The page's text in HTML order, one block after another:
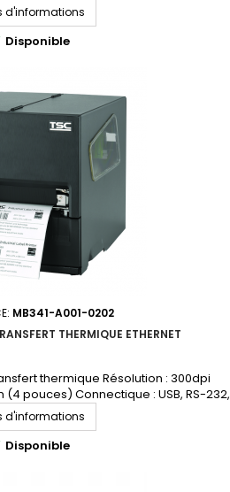
d'informations
Disponible
MB341-A001-0202
THERMIQUE ETHERNET
thermique Résolution : 300dpi
(4 pouces) Connectique : USB, RS-232,
votre devis personnalisé
d'informations
Disponible